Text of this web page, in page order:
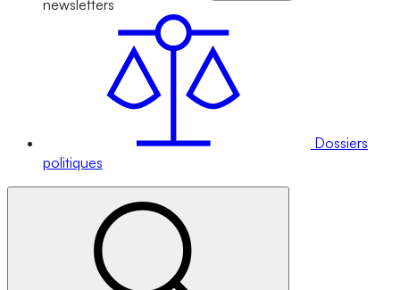
newsletters
Dossiers
politiques